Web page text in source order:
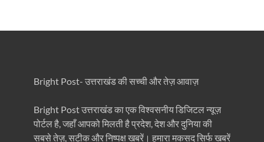
Bright Post- उत्तराखंड की सच्ची और तेज़ आवाज़
Bright Post उत्तराखंड का एक विश्वसनीय डिजिटल न्यूज़
पोर्टल है, जहाँ आपको मिलती है प्रदेश, देश और दुनिया की
सबसे तेज़, सटीक और निष्पक्ष खबरें। हमारा मकसद सिर्फ खबरें